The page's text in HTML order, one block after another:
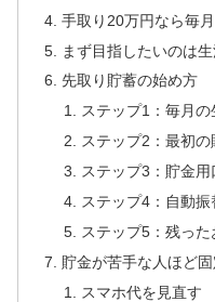
手取り20万円なら毎
まず目指したいのは
先取り貯蓄の始め方
ステップ1：毎月
ステップ2：最初
ステップ3：貯金用
ステップ4：自動振
ステップ5：残っ
貯金が苦手な人ほど
スマホ代を見直す